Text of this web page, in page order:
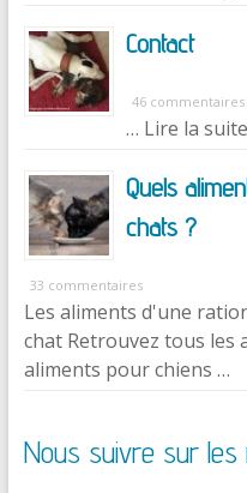
Contact
46 commentaires
… Lire la suite
Quels
chats ?
33 commentaires
Les aliments d'une
chat Retrouvez tous les
aliments pour chiens …
Nous suivre sur